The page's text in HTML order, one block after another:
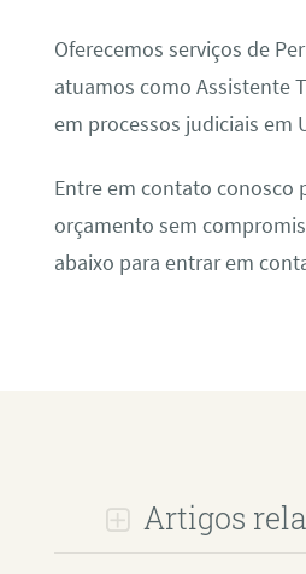
Oferecemos serviços de
atuamos como Assistente
em processos judiciais em
Entre em contato conosco
orçamento sem
abaixo para entrar em
Artigos